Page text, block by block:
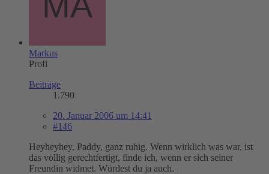
Markus
Profi
Beiträge
1.790
20. Januar 2006 um 14:41
#146
Heyheyhey, Paddy, ganz ruhig. Wenn wirklich was war, ist
das völlig gerechtfertigt, finde ich, wenn er sich seiner
Freundin widmet. Würdest du ja auch.